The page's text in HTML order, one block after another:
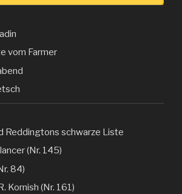
vom Farmer
Reddingtons schwarze Liste
(Nr. 145)
84)
Kornish (Nr. 161)